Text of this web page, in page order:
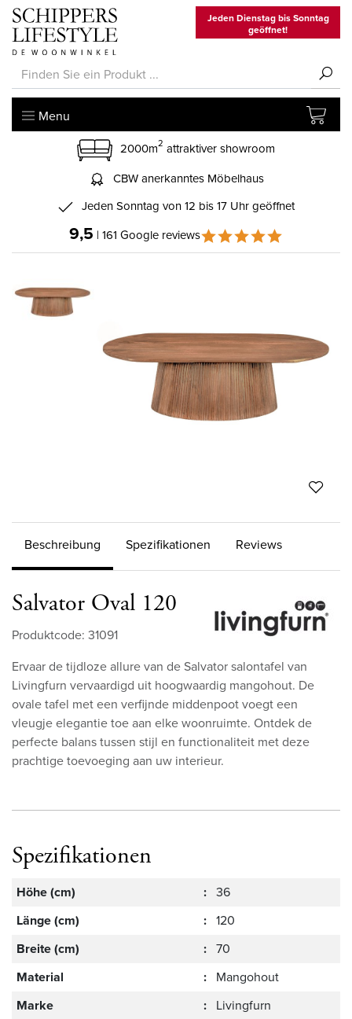
Jeden Dienstag bis Sonntag
geöffnet!
Menu
2000m2 attraktiver showroom
CBW anerkanntes Möbelhaus
Jeden Sonntag von 12 bis 17 Uhr geöffnet
9,5 | 161 Google reviews
Beschreibung Spezifikationen Reviews
Salvator Oval 120
Produktcode: 31091
Ervaar de tijdloze allure van de Salvator salontafel van
Livingfurn vervaardigd uit hoogwaardig mangohout. De
ovale tafel met een verfijnde middenpoot voegt een
vleugje elegantie toe aan elke woonruimte. Ontdek de
perfecte balans tussen stijl en functionaliteit met deze
prachtige toevoeging aan uw interieur.
Spezifikationen
Höhe (cm) : 36
Länge (cm)
: 120
Breite (cm)
: 70
Material
: Mangohout
Marke
: Livingfurn